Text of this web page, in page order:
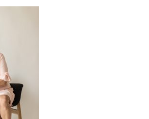
HEALING